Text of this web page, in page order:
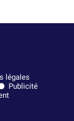
légales
Publicité